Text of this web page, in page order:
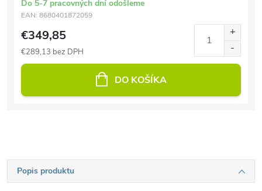
Do 5-7 pracovných dní odošleme
EAN: 8680401872059
€349,85
€289,13 bez DPH
DO KOŠÍKA
Popis produktu